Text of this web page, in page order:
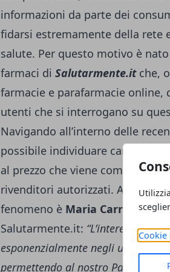
Cookie
informazioni da parte dei
fidarsi estremamente della rete
salute. Per questo motivo è
farmaci di Salutarmente.itche,
farmacie e parafarmacie online,
utenti che si interrogano su
Navigando all’interno delle
possibile individuare
al prezzo che viene comparato
rivenditori autorizzati. Ad
fenomeno è Maria Carrano,
Salutarmente.it: “L’interesse
esponenzialmente negli ultimi
permettendo al nostro Paese di